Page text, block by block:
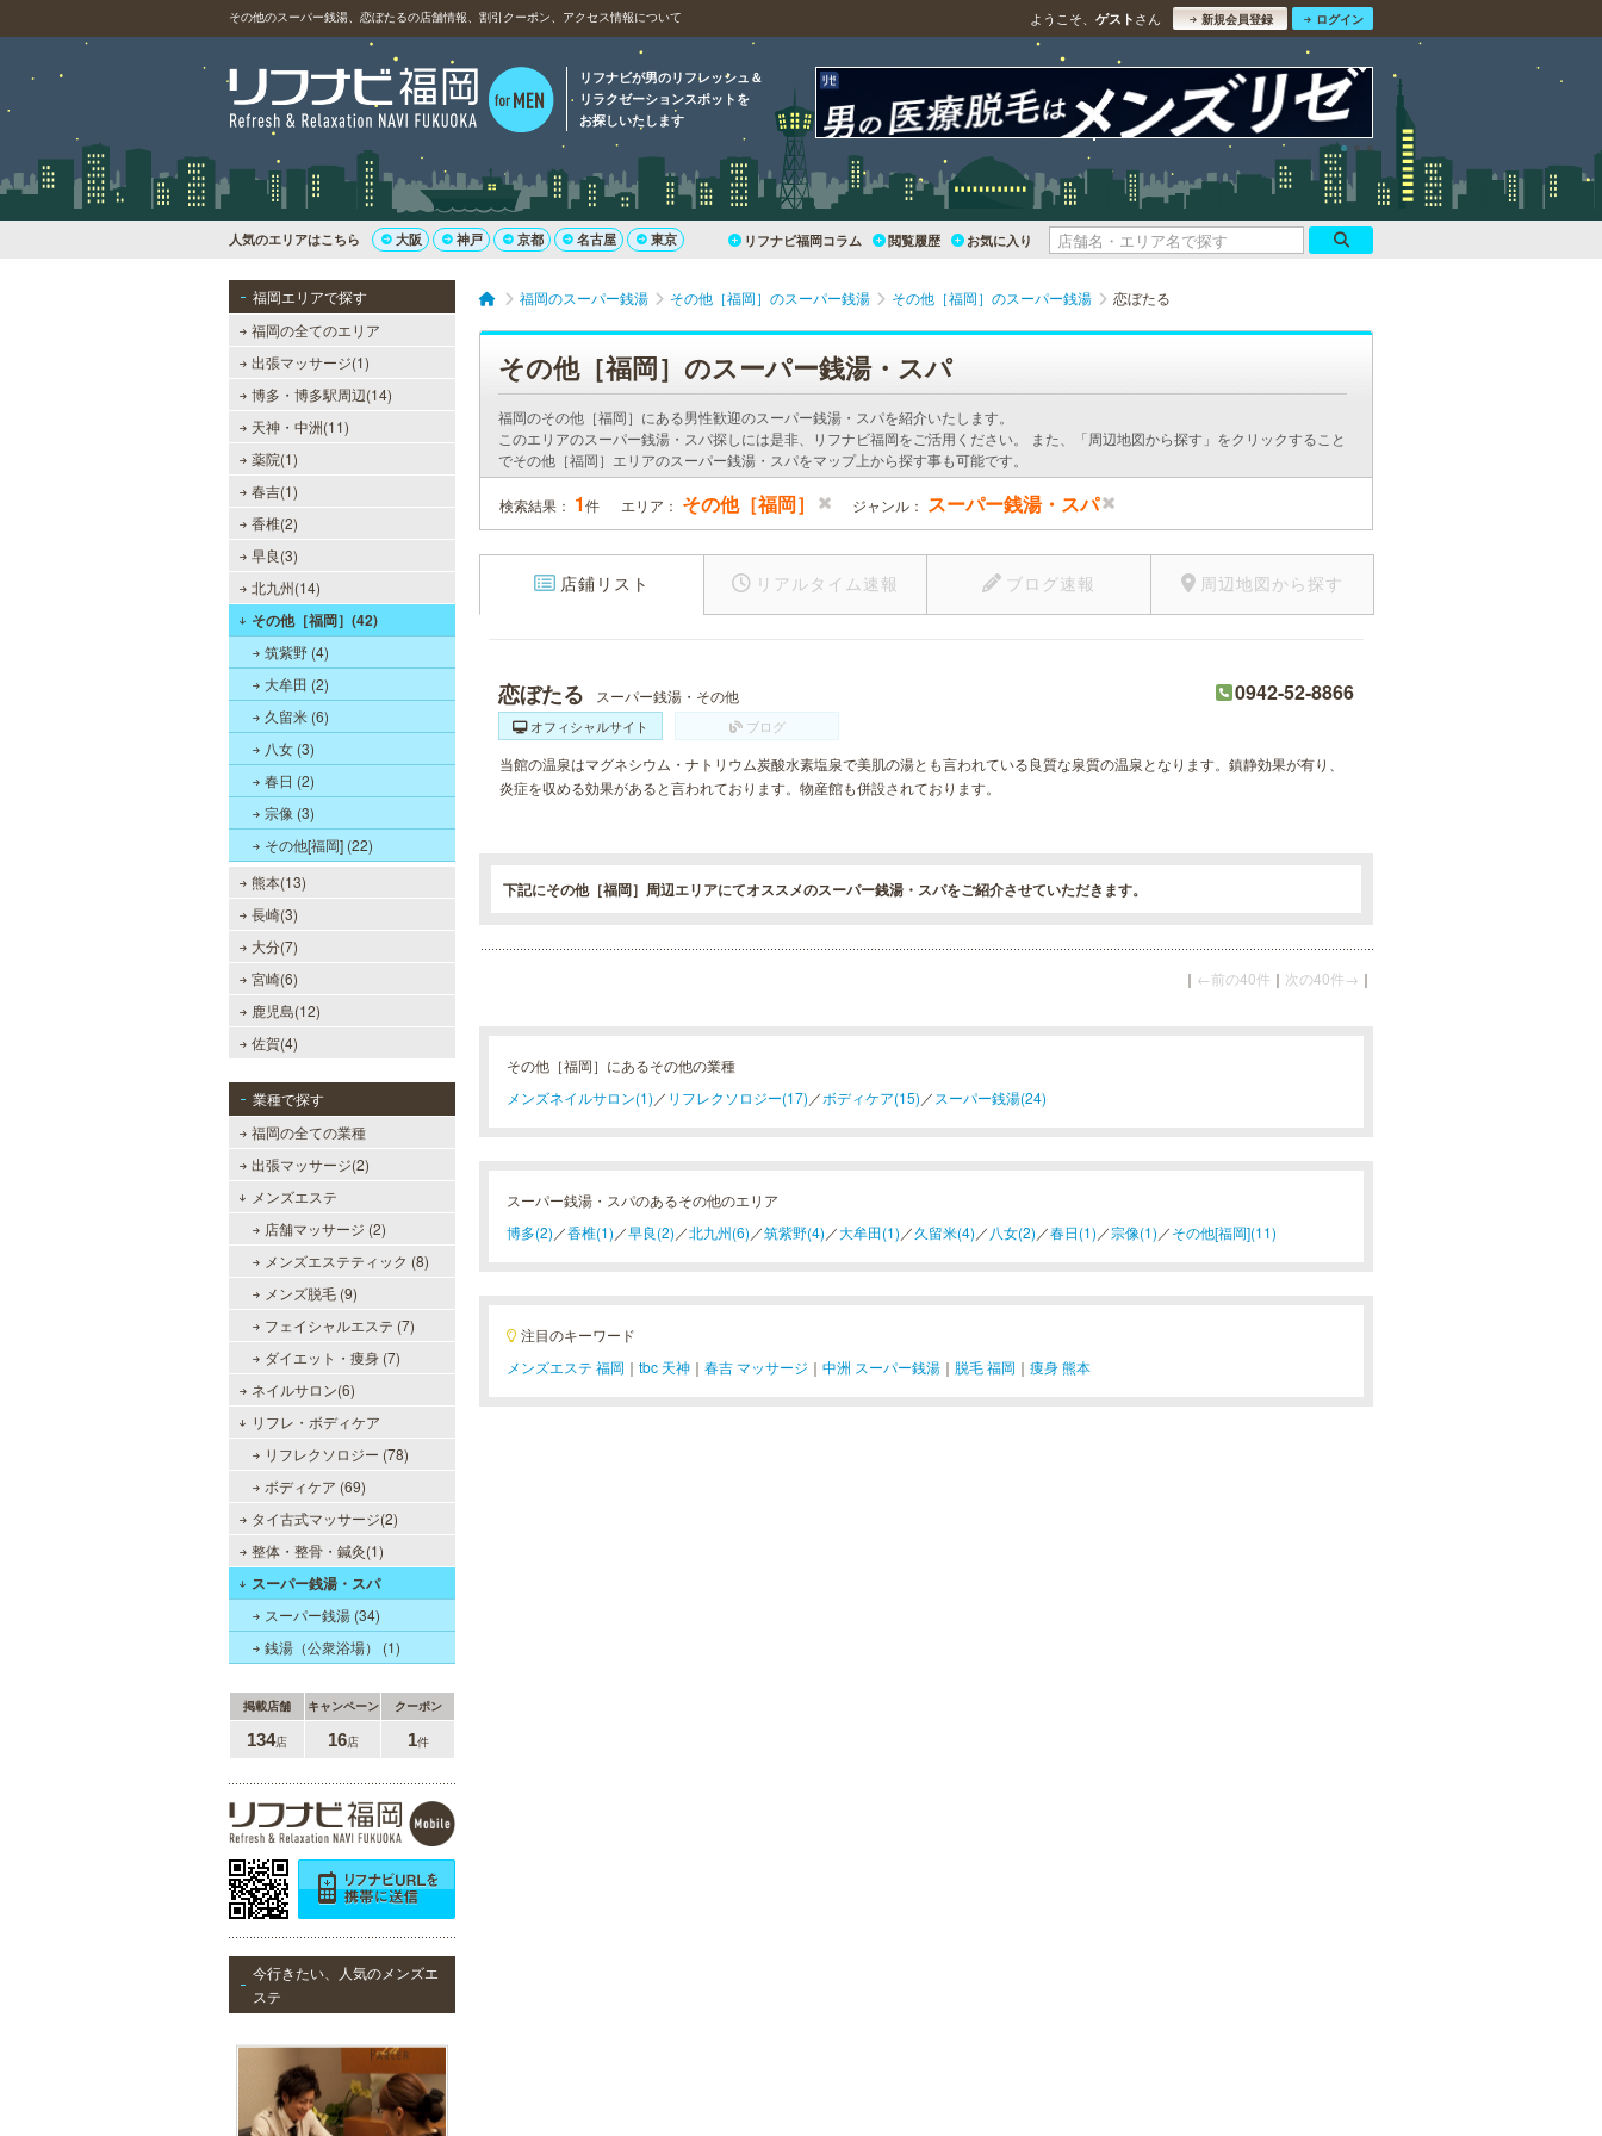
その他のスーパー銭湯、恋ぼたるの店舗情報、割引クーポン、アクセス情報について ようこそ、 ゲスト さん 新規会員登録 ログイン
リフナビが男のリフレッシュ＆
リラクゼーションスポットを
お探しいたします
人気のエリアはこちら 大阪 神戸 京都 名古屋 東京 リフナビ福岡コラム 閲覧履歴 お気に入り
福岡エリアで探す
福岡の全てのエリア
出張マッサージ(1)
博多・博多駅周辺(14)
天神・中洲(11)
薬院(1)
春吉(1)
香椎(2)
早良(3)
北九州(14)
その他［福岡］(42)
筑紫野 (4)
大牟田 (2)
久留米 (6)
八女 (3)
春日 (2)
宗像 (3)
その他[福岡] (22)
熊本(13)
長崎(3)
大分(7)
宮崎(6)
鹿児島(12)
佐賀(4)
業種で探す
福岡の全ての業種
出張マッサージ(2)
メンズエステ
店舗マッサージ (2)
メンズエステティック (8)
メンズ脱毛 (9)
フェイシャルエステ (7)
ダイエット・痩身 (7)
ネイルサロン(6)
リフレ・ボディケア
リフレクソロジー (78)
ボディケア (69)
タイ古式マッサージ(2)
整体・整骨・鍼灸(1)
スーパー銭湯・スパ
スーパー銭湯 (34)
銭湯（公衆浴場） (1)
掲載店舗 キャンペーン クーポン
134店 16店 1件
今行きたい、人気のメンズエ
ステ
MEN’S TBC 博多本店（バスタ
ーミナル）
クした豊富なメニューをご提案。カ
ラダ脱毛、ヒゲ脱毛、引き締め、フ
ェイスケア等、お客様のニーズにマ
ッチした施術で日常に寄り添いま
ック。
メンズリゼクリニック 福岡天
神院
メンズリゼクリニックの永久脱毛が
者様にご支持頂き、新宿1院から始
まったメンズリゼクリニックが、現
在では提携院含め全国10院を展開す
るクリニックになりました。
万葉の湯 博多
便利なのにくつろげる上質な温泉が
代表する名湯、大分・由布院と佐
賀・武雄から毎日運び込む最上質の
温泉を、高級旅館のような空間で、
手軽にお楽しみいただけます。
メンズTBCは脱毛だけではなく、フ
ェイシャルや引き締めコース等、豊
康的な美を全力でサポート。初めて
の方にも安心の、お得な体験コース
も多数ご用意しております。
福岡のスーパー銭湯 その他［福岡］のスーパー銭湯 その他［福岡］のスーパー銭湯 恋ぼたる
その他［福岡］のスーパー銭湯・スパ
福岡のその他［福岡］にある男性歓迎のスーパー銭湯・スパを紹介いたします。
このエリアのスーパー銭湯・スパ探しには是非、リフナビ福岡をご活用ください。 また、「周辺地図から探す」をクリックすること
でその他［福岡］エリアのスーパー銭湯・スパをマップ上から探す事も可能です。
検索結果： 1件 エリア： その他［福岡］ ジャンル： スーパー銭湯・スパ
店鋪リスト リアルタイム速報 ブログ速報 周辺地図から探す
恋ぼたる スーパー銭湯・その他 0942-52-8866
オフィシャルサイト ブログ
当館の温泉はマグネシウム・ナトリウム炭酸水素塩泉で美肌の湯とも言われている良質な泉質の温泉となります。鎮静効果が有り、
炎症を収める効果があると言われております。物産館も併設されております。
下記にその他［福岡］周辺エリアにてオススメのスーパー銭湯・スパをご紹介させていただきます。
｜ ←前の40件 ｜ 次の40件→ ｜
その他［福岡］にあるその他の業種
メンズネイルサロン(1) ／ リフレクソロジー(17) ／ボディケア(15) ／ スーパー銭湯(24)
スーパー銭湯・スパのあるその他のエリア
博多(2) ／香椎(1) ／早良(2) ／北九州(6) ／筑紫野(4) ／大牟田(1) ／久留米(4) ／ 八女(2) ／春日(1) ／宗像(1) ／その他[福岡](11)
注目のキーワード
メンズエステ 福岡 ｜ tbc 天神 ｜ 春吉 マッサージ ｜ 中洲 スーパー銭湯 ｜ 脱毛 福岡 ｜ 痩身 熊本